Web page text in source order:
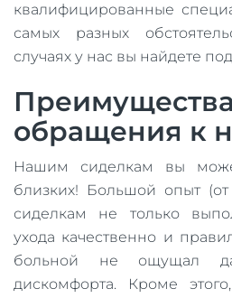
квалифицированные
самых разных
случаях у нас вы найдете
Преимущества
обращения к
Нашим сиделкам вы
близких! Большой опыт (от
сиделкам не только
ухода качественно и
больной не ощущал
дискомфорта. Кроме